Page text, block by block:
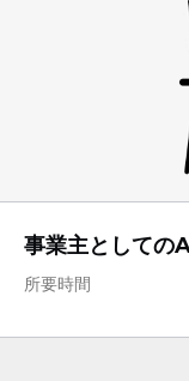
事業主としての
所要時間